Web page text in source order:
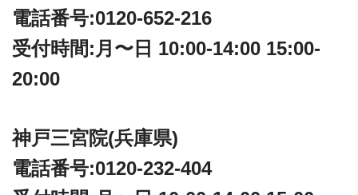
電話番号:0120-652-216
受付時間:月〜日 10:00-14:00 15:00-
20:00
神戸三宮院(兵庫県)
電話番号:0120-232-404